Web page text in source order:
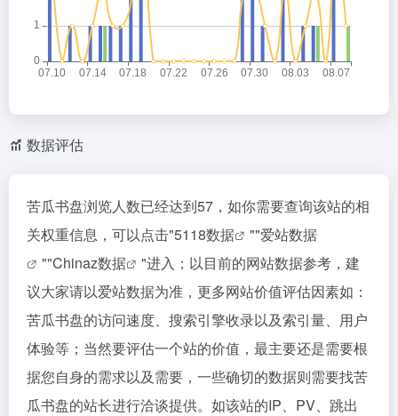
数据评估
苦瓜书盘浏览人数已经达到57，如你需要查询该站的相
关权重信息，可以点击"5118数据 ""爱站数据
""Chinaz数据
"进入；以目前的网站数据参考，建
议大家请以爱站数据为准，更多网站价值评估因素如：
苦瓜书盘的访问速度、搜索引擎收录以及索引量、用户
体验等；当然要评估一个站的价值，最主要还是需要根
据您自身的需求以及需要，一些确切的数据则需要找苦
瓜书盘的站长进行洽谈提供。如该站的IP、PV、跳出